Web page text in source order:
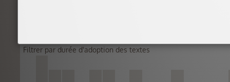
Filtrer par durée d'adoption des textes